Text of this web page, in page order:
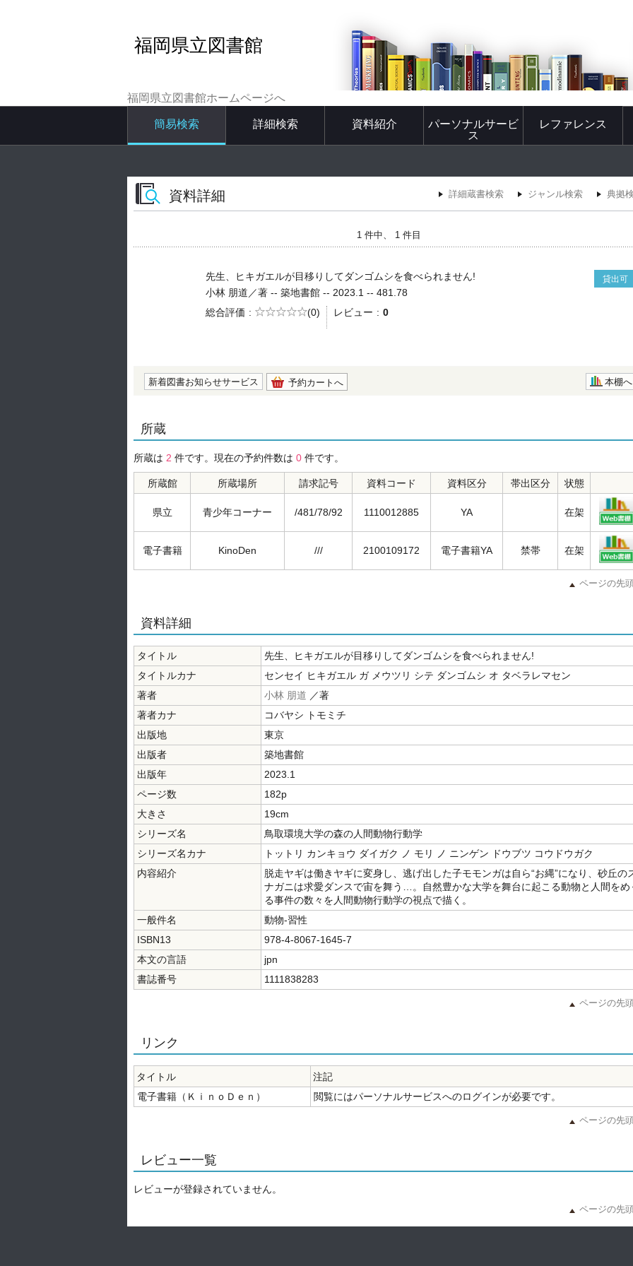
福岡県立図書館
福岡県立図書館ホームページへ
簡易検索 詳細検索 資料紹介
パーソナルサービ
ス
レファレンス
資料詳細 詳細蔵書検索 ジャンル検索 典拠
1 件中、 1 件目
先生、ヒキガエルが目移りしてダンゴムシを食べられません! 貸出可
小林 朋道／著 -- 築地書館 -- 2023.1 -- 481.78
総合評価
5段階評価
(0) レビュー 0
新着図書お知らせサービス 予約カートへ 本棚へ
所蔵
所蔵は 2 件です。現在の予約件数は 0 件です。
所蔵館 所蔵場所 請求記号 資料コード 資料区分 帯出区分 状態
県立 青少年コーナー /481/78/92 1110012885 YA 在架
電子書籍 KinoDen /// 2100109172 電子書籍YA 禁帯 在架
ページの先
資料詳細
タイトル
先生、ヒキガエルが目移りしてダンゴムシを食べられません!
タイトルカナ
センセイ ヒキガエル ガ メウツリ シテ ダンゴムシ オ タベラレマセン
著者
小林 朋道 ／著
著者カナ
コバヤシ トモミチ
出版地
東京
出版者
築地書館
出版年
2023.1
ページ数
182p
大きさ
19cm
シリーズ名
鳥取環境大学の森の人間動物行動学
シリーズ名カナ
トットリ カンキョウ ダイガク ノ モリ ノ ニンゲン ドウブツ コウドウガク
内容紹介
脱走ヤギは働きヤギに変身し、逃げ出した子モモンガは自ら“お縄”になり、砂丘の
ナガニは求愛ダンスで宙を舞う…。自然豊かな大学を舞台に起こる動物と人間をめ
る事件の数々を人間動物行動学の視点で描く。
一般件名
動物-習性
ISBN13
978-4-8067-1645-7
本文の言語
jpn
書誌番号
1111838283
ページの先
リンク
タイトル
注記
電子書籍（ＫｉｎｏＤｅｎ）
閲覧にはパーソナルサービスへのログインが必要です。
ページの先
レビュー一覧
レビューが登録されていません。
ページの先